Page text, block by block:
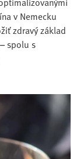
v Nemecku
zdravý základ
spolu s